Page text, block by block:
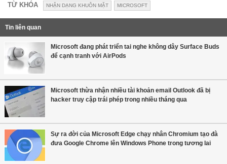
TỪ KHÓA NHẬN DẠNG KHUÔN MẶT MICROSOFT
Tin liên quan
Microsoft đang phát triển tai nghe không dây Surface Buds
để cạnh tranh với AirPods
Microsoft thừa nhận nhiều tài khoản email Outlook đã bị
hacker truy cập trái phép trong nhiều tháng qua
Sự ra đời của Microsoft Edge chạy nhân Chromium tạo đà
đưa Google Chrome lên Windows Phone trong tương lai